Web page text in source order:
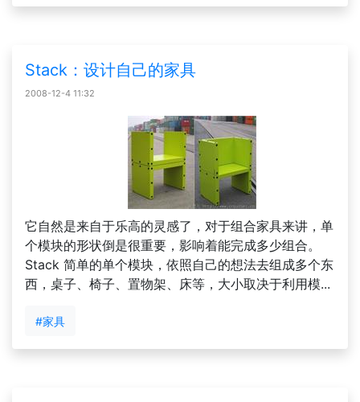
Stack：设计自己的家具
2008-12-4 11:32
它自然是来自于乐高的灵感了，对于组合家具来讲，单
个模块的形状倒是很重要，影响着能完成多少组合。
Stack 简单的单个模块，依照自己的想法去组成多个东
西，桌子、椅子、置物架、床等，大小取决于利用模...
#家具